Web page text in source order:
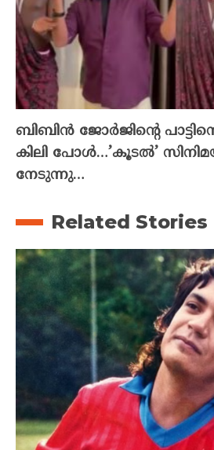
ബിബിൻ ജോർജിന്റെ
കിലി പോൾ…’കൂടൽ’
നേടുന്നു…
Related Stories